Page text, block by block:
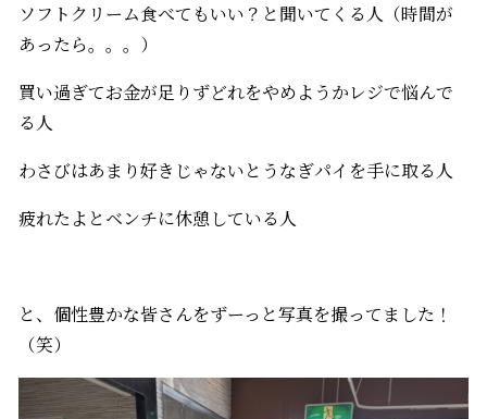
ソフトクリーム食べてもいい？と聞いてくる人（時間が
あったら。。。）
買い過ぎてお金が足りずどれをやめようかレジで悩んで
る人
わさびはあまり好きじゃないとうなぎパイを手に取る人
疲れたよとベンチに休憩している人
と、個性豊かな皆さんをずーっと写真を撮ってました！
（笑）